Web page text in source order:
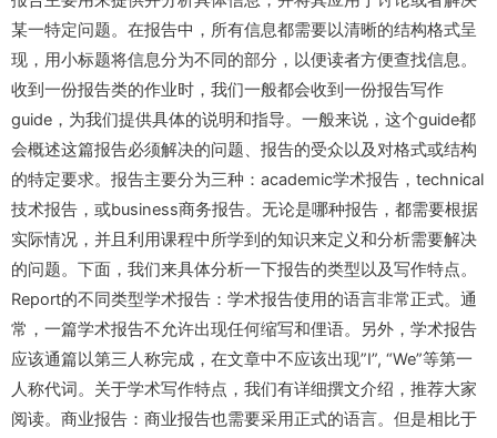
某一特定问题。在报告中，所有信息都需要以清晰的结构格式呈
现，用小标题将信息分为不同的部分，以便读者方便查找信息。
收到一份报告类的作业时，我们一般都会收到一份报告写作
guide，为我们提供具体的说明和指导。一般来说，这个guide都
会概述这篇报告必须解决的问题、报告的受众以及对格式或结构
的特定要求。报告主要分为三种：academic学术报告，technical
技术报告，或business商务报告。无论是哪种报告，都需要根据
实际情况，并且利用课程中所学到的知识来定义和分析需要解决
的问题。下面，我们来具体分析一下报告的类型以及写作特点。
Report的不同类型学术报告：学术报告使用的语言非常正式。通
常，一篇学术报告不允许出现任何缩写和俚语。另外，学术报告
应该通篇以第三人称完成，在文章中不应该出现”I”, “We”等第一
人称代词。关于学术写作特点，我们有详细撰文介绍，推荐大家
阅读。商业报告：商业报告也需要采用正式的语言。但是相比于